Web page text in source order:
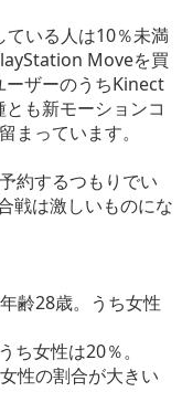
いる人は10％未満
Moveを買
ーザーのうちKinect
も新モーションコ
まっています。
約するつもりでい
戦は激しいものにな
齢28歳。うち女性
女性は20％。
性の割合が大きい